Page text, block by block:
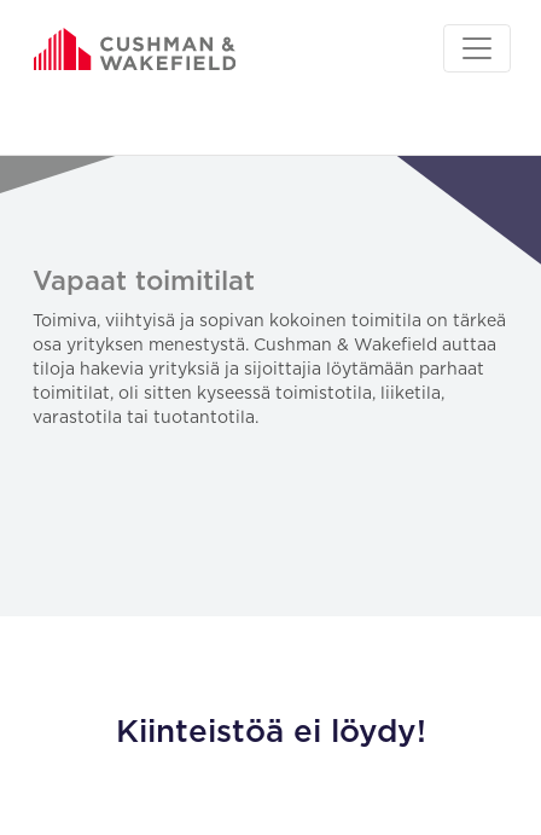
Vapaat toimitilat
Toimiva, viihtyisä ja sopivan kokoinen toimitila on tärkeä
osa yrityksen menestystä. Cushman & Wakefield auttaa
tiloja hakevia yrityksiä ja sijoittajia löytämään parhaat
toimitilat, oli sitten kyseessä toimistotila, liiketila,
varastotila tai tuotantotila.
Kiinteistöä ei löydy!